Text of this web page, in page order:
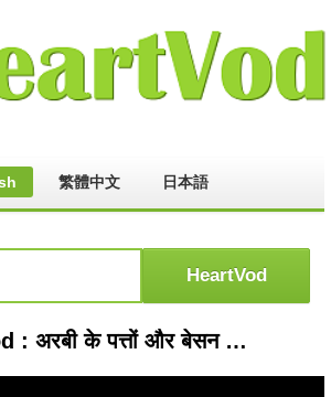
繁體中文 日本語
HeartVod : अरबी के पत्तों और बेसन से बनाएं यह स्वादिष्ट स्नैक्स रेसिपी | Arbi Leaves Rolls Fry | Aluchi Vadi